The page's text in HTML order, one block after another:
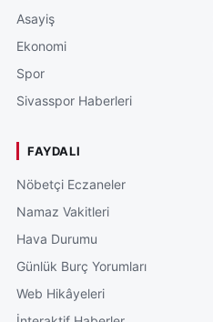
Asayiş
Ekonomi
Spor
Sivasspor Haberleri
FAYDALI
Nöbetçi Eczaneler
Namaz Vakitleri
Hava Durumu
Günlük Burç Yorumları
Web Hikâyeleri